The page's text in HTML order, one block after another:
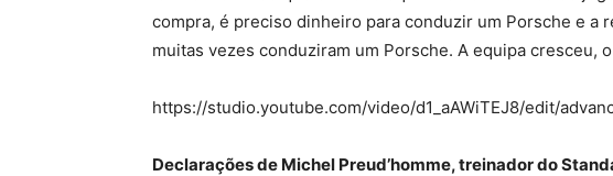
compra, é preciso dinheiro para conduzir um Porsche e a
muitas vezes conduziram um Porsche. A equipa cresceu,
https://studio.youtube.com/video/d1_aAWiTEJ8/edit/
Declarações de Michel Preud’homme, treinador do